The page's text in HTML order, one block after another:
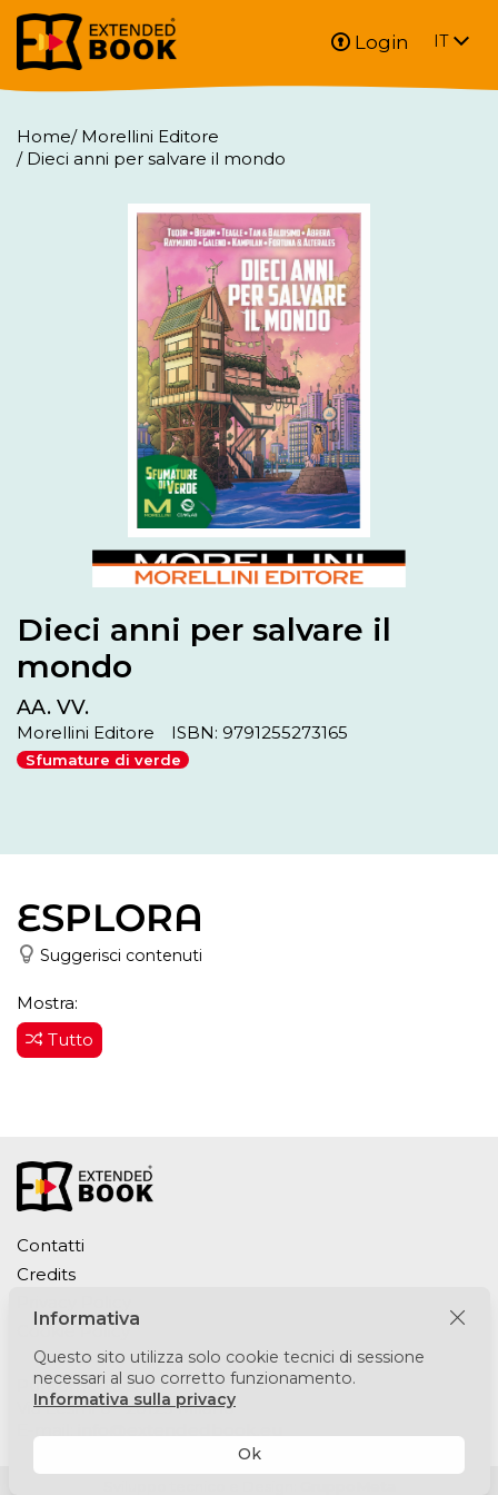
Login IT
Home/ Morellini Editore
/ Dieci anni per salvare il mondo
Dieci anni per salvare il
mondo
AA. VV.
Morellini Editore ISBN: 9791255273165
Sfumature di verde
ESPLORA
Suggerisci contenuti
Mostra:
Tutto
Contatti
Credits
Cookie Policy
Puntomedia srl
Via Lesmi 6 - 20123 Milano
Informativa
Questo sito utilizza solo cookie tecnici di sessione
necessari al suo corretto funzionamento.
Informativa sulla privacy
Ok